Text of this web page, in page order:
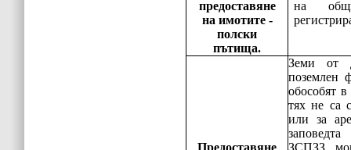
предоставяне
на имотите -
полски
пътища.
на
Предоставяне
Земи от
поземлен
обособят
тях не са
или за
ЗСПЗЗ,